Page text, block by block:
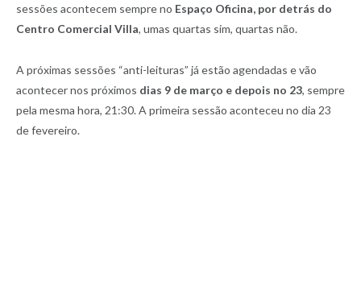
sessões acontecem sempre no Espaço Oficina, por detrás do
Centro Comercial Villa, umas quartas sim, quartas não.
A próximas sessões “anti-leituras” já estão agendadas e vão
acontecer nos próximos dias 9 de março e depois no 23, sempre
pela mesma hora, 21:30. A primeira sessão aconteceu no dia 23
de fevereiro.